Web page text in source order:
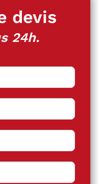
devis
24h.